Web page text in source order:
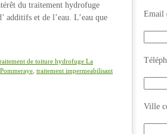
Traitement
hydrofuge
Pommeraye
du traitement hydrofuge
additifs et de l’eau. L’eau que
de toiture hydrofuge La
traitement impermeabilisant
Email
Ville